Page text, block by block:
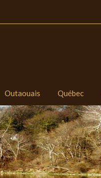
Outaouais Québec